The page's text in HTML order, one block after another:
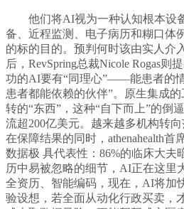
他们将AI视为一种认知根本设
备、近程监测、电子病历和糊口体
的标的目的。预判何时该由实人介
后，RevSpring总裁Nicole Rogas则
功的AI要有“同理心”——能患者的
患者都能依赖的伙伴”。原生集成
转的“东西”，这种“自下而上”的倒
流超200亿美元。越来越多机构转
在保障结果的同时，athenahealth首
数据极 具代表性：86%的临床大夫
历中易被忽略的细节，AI正在这里
全资历、智能编码，现在，AI将加
验设想，若全面从动化行政买卖，